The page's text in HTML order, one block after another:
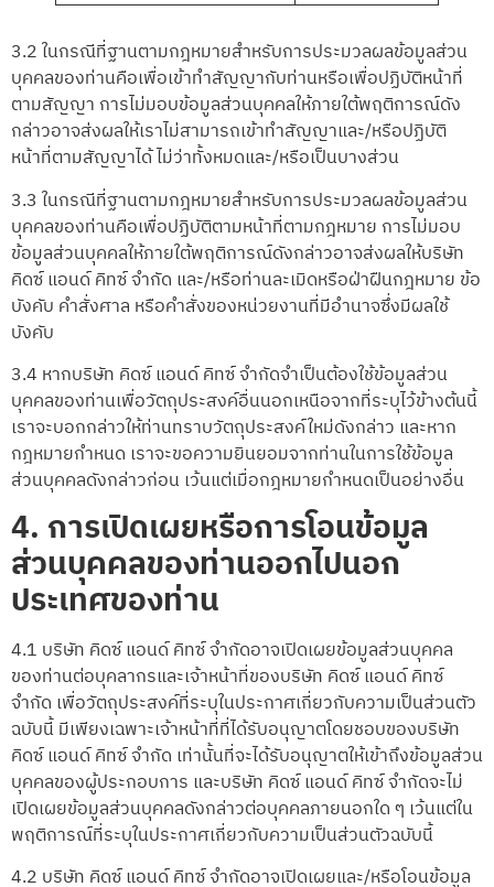
3.2 ในกรณีที่ฐานตามกฎหมายสำหรับการประมวลผลข้อมูลส่วน
บุคคลของท่านคือเพื่อเข้าทำสัญญากับท่านหรือเพื่อปฏิบัติหน้าที่
ตามสัญญา การไม่มอบข้อมูลส่วนบุคคลให้ภายใต้พฤติการณ์ดัง
กล่าวอาจส่งผลให้เราไม่สามารถเข้าทำสัญญาและ/หรือปฏิบัติ
หน้าที่ตามสัญญาได้ ไม่ว่าทั้งหมดและ/หรือเป็นบางส่วน
3.3 ในกรณีที่ฐานตามกฎหมายสำหรับการประมวลผลข้อมูลส่วน
บุคคลของท่านคือเพื่อปฏิบัติตามหน้าที่ตามกฎหมาย การไม่มอบ
ข้อมูลส่วนบุคคลให้ภายใต้พฤติการณ์ดังกล่าวอาจส่งผลให้บริษัท
คิดซ์ แอนด์ คิทซ์ จำกัด และ/หรือท่านละเมิดหรือฝ่าฝืนกฎหมาย ข้อ
บังคับ คำสั่งศาล หรือคำสั่งของหน่วยงานที่มีอำนาจซึ่งมีผลใช้
บังคับ
3.4 หากบริษัท คิดซ์ แอนด์ คิทซ์ จำกัดจำเป็นต้องใช้ข้อมูลส่วน
บุคคลของท่านเพื่อวัตถุประสงค์อื่นนอกเหนือจากที่ระบุไว้ข้างต้นนี้
เราจะบอกกล่าวให้ท่านทราบวัตถุประสงค์ใหม่ดังกล่าว และหาก
กฎหมายกำหนด เราจะขอความยินยอมจากท่านในการใช้ข้อมูล
ส่วนบุคคลดังกล่าวก่อน เว้นแต่เมื่อกฎหมายกำหนดเป็นอย่างอื่น
4. การเปิดเผยหรือการโอนข้อมูล
ส่วนบุคคลของท่านออกไปนอก
ประเทศของท่าน
4.1 บริษัท คิดซ์ แอนด์ คิทซ์ จำกัดอาจเปิดเผยข้อมูลส่วนบุคคล
ของท่านต่อบุคลากรและเจ้าหน้าที่ของบริษัท คิดซ์ แอนด์ คิทซ์
จำกัด เพื่อวัตถุประสงค์ที่ระบุในประกาศเกี่ยวกับความเป็นส่วนตัว
ฉบับนี้ มีเพียงเฉพาะเจ้าหน้าที่ที่ได้รับอนุญาตโดยชอบของบริษัท
คิดซ์ แอนด์ คิทซ์ จำกัด เท่านั้นที่จะได้รับอนุญาตให้เข้าถึงข้อมูลส่วน
บุคคลของผู้ประกอบการ และบริษัท คิดซ์ แอนด์ คิทซ์ จำกัดจะไม่
เปิดเผยข้อมูลส่วนบุคคลดังกล่าวต่อบุคคลภายนอกใด ๆ เว้นแต่ใน
พฤติการณ์ที่ระบุในประกาศเกี่ยวกับความเป็นส่วนตัวฉบับนี้
4.2 บริษัท คิดซ์ แอนด์ คิทซ์ จำกัดอาจเปิดเผยและ/หรือโอนข้อมูล